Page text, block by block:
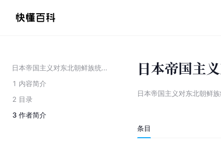
日本帝国主义对东北朝鲜族统治研究
1 内容简介
2 目录
3 作者简介
日本帝国主
日本帝国主义对东北朝鲜
条目